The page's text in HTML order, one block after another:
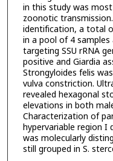
in this study was
zoonotic
identification, a total
in a pool of 4
targeting SSU rRNA
positive and Giardia
Strongyloides felis
vulva constriction.
revealed hexagonal
elevations in both
Characterization of
hypervariable region
was molecularly
still grouped in S.